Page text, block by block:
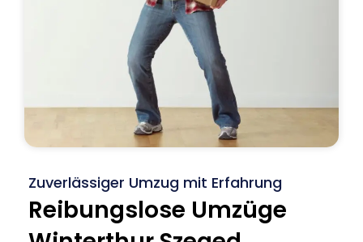
Zuverlässiger Umzug mit Erfahrung
Reibungslose Umzüge